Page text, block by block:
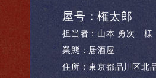
屋号：権太郎
担当者：山本 勇次 様
業態：居酒屋
住所：東京都品川区北